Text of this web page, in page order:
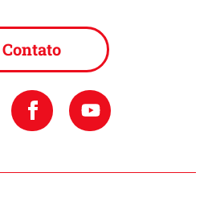
Contato